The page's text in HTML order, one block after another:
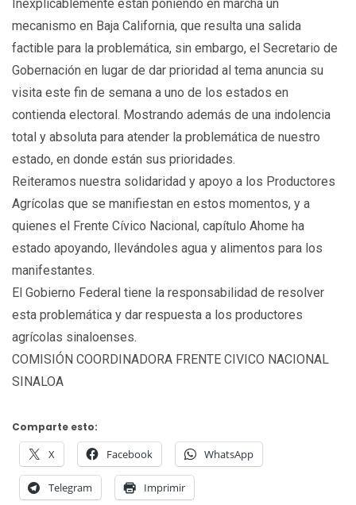
Inexplicablemente están poniendo en marcha un
mecanismo en Baja California, que resulta una salida
factible para la problemática, sin embargo, el Secretario de
Gobernación en lugar de dar prioridad al tema anuncia su
visita este fin de semana a uno de los estados en
contienda electoral. Mostrando además de una indolencia
total y absoluta para atender la problemática de nuestro
estado, en donde están sus prioridades.
Reiteramos nuestra solidaridad y apoyo a los Productores
Agrícolas que se manifiestan en estos momentos, y a
quienes el Frente Cívico Nacional, capítulo Ahome ha
estado apoyando, llevándoles agua y alimentos para los
manifestantes.
El Gobierno Federal tiene la responsabilidad de resolver
esta problemática y dar respuesta a los productores
agrícolas sinaloenses.
COMISIÓN COORDINADORA FRENTE CIVICO NACIONAL
SINALOA
Comparte esto:
X Facebook WhatsApp
Telegram Imprimir